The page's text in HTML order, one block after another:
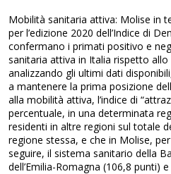
Mobilità sanitaria attiva: Molise in
per l’edizione 2020 dell’Indice di
confermano i primati positivo e
sanitaria attiva in Italia rispetto
analizzando gli ultimi dati
a mantenere la prima posizione
alla mobilità attiva, l’indice di
percentuale, in una determinata
residenti in altre regioni sul totale
regione stessa, e che in Molise,
seguire, il sistema sanitario della
dell’Emilia-Romagna (106,8 punti)